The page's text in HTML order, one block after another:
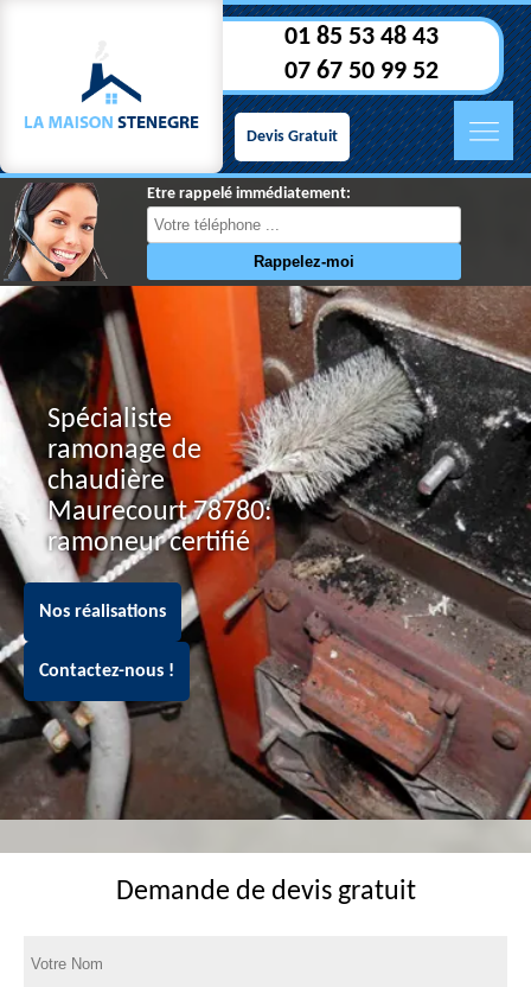
01 85 53 48 43
07 67 50 99 52
Devis Gratuit
Etre rappelé immédiatement:
Spécialiste
ramonage de
chaudière
Maurecourt 78780:
ramoneur certifié
Nos réalisations
Contactez-nous !
Demande de devis gratuit